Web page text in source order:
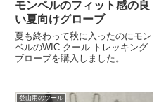
モンベルのフィット感の良
い夏向けグローブ
夏も終わって秋に入ったのにモン
ベルのWIC.クール トレッキング
ブローブを購入しました。
登山用のツール